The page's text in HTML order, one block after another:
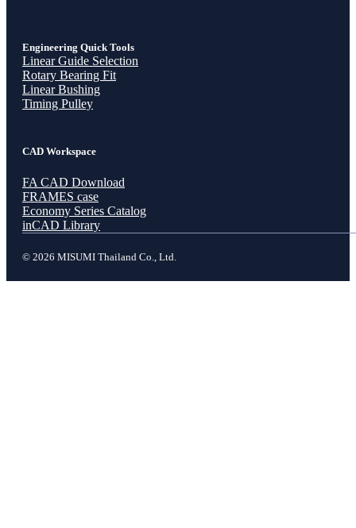
Engineering Quick Tools
Linear Guide Selection
Rotary Bearing Fit
Linear Bushing
Timing Pulley
CAD Workspace
FA CAD Download
FRAMES case
Economy Series Catalog
inCAD Library
© 2026 MISUMI Thailand Co., Ltd.